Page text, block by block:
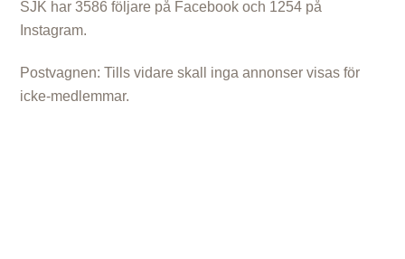
SJK har 3586 följare på Facebook och 1254 på
Instagram.
Postvagnen: Tills vidare skall inga annonser visas för
icke-medlemmar.